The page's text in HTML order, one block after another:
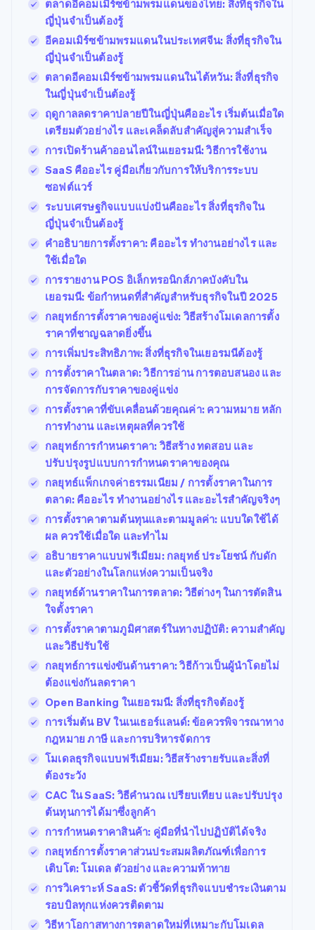
ตลาดอีคอมเมิร์ซข้ามพรมแดนของไทย: สิ่งที่ธุรกิจใน
ญี่ปุ่นจำเป็นต้องรู้
อีคอมเมิร์ซข้ามพรมแดนในประเทศจีน: สิ่งที่ธุรกิจใน
ญี่ปุ่นจำเป็นต้องรู้
ตลาดอีคอมเมิร์ซข้ามพรมแดนในไต้หวัน: สิ่งที่ธุรกิจ
ในญี่ปุ่นจำเป็นต้องรู้
ฤดูกาลลดราคาปลายปีในญี่ปุ่นคืออะไร เริ่มต้นเมื่อใด
เตรียมตัวอย่างไร และเคล็ดลับสำคัญสู่ความสำเร็จ
การเปิดร้านค้าออนไลน์ในเยอรมนี: วิธีการใช้งาน
SaaS คืออะไร คู่มือเกี่ยวกับการให้บริการระบบ
ซอฟต์แวร์
ระบบเศรษฐกิจแบบแบ่งปันคืออะไร สิ่งที่ธุรกิจใน
ญี่ปุ่นจำเป็นต้องรู้
คำอธิบายการตั้งราคา: คืออะไร ทำงานอย่างไร และ
ใช้เมื่อใด
การรายงาน POS อิเล็กทรอนิกส์ภาคบังคับใน
เยอรมนี: ข้อกำหนดที่สำคัญสำหรับธุรกิจในปี 2025
กลยุทธ์การตั้งราคาของคู่แข่ง: วิธีสร้างโมเดลการตั้ง
ราคาที่ชาญฉลาดยิ่งขึ้น
การเพิ่มประสิทธิภาพ: สิ่งที่ธุรกิจในเยอรมนีต้องรู้
การตั้งราคาในตลาด: วิธีการอ่าน การตอบสนอง และ
การจัดการกับราคาของคู่แข่ง
การตั้งราคาที่ขับเคลื่อนด้วยคุณค่า: ความหมาย หลัก
การทำงาน และเหตุผลที่ควรใช้
กลยุทธ์การกำหนดราคา: วิธีสร้าง ทดสอบ และ
ปรับปรุงรูปแบบการกำหนดราคาของคุณ
กลยุทธ์แพ็กเกจค่าธรรมเนียม / การตั้งราคาในการ
ตลาด: คืออะไร ทํางานอย่างไร และอะไรสําคัญจริงๆ
การตั้งราคาตามต้นทุนและตามมูลค่า: แบบใดใช้ได้
ผล ควรใช้เมื่อใด และทำไม
อธิบายราคาแบบฟรีเมียม: กลยุทธ์ ประโยชน์ กับดัก
และตัวอย่างในโลกแห่งความเป็นจริง
กลยุทธ์ด้านราคาในการตลาด: วิธีต่างๆ ในการตัดสิน
ใจตั้งราคา
การตั้งราคาตามภูมิศาสตร์ในทางปฏิบัติ: ความสำคัญ
และวิธีปรับใช้
กลยุทธ์การแข่งขันด้านราคา: วิธีก้าวเป็นผู้นำโดยไม่
ต้องแข่งกันลดราคา
Open Banking ในเยอรมนี: สิ่งที่ธุรกิจต้องรู้
การเริ่มต้น BV ในเนเธอร์แลนด์: ข้อควรพิจารณาทาง
กฎหมาย ภาษี และการบริหารจัดการ
โมเดลธุรกิจแบบฟรีเมียม: วิธีสร้างรายรับและสิ่งที่
ต้องระวัง
CAC ใน SaaS: วิธีคำนวณ เปรียบเทียบ และปรับปรุง
ต้นทุนการได้มาซึ่งลูกค้า
การกําหนดราคาสินค้า: คู่มือที่นําไปปฏิบัติได้จริง
กลยุทธ์การตั้งราคาส่วนประสมผลิตภัณฑ์เพื่อการ
เติบโต: โมเดล ตัวอย่าง และความท้าทาย
การวิเคราะห์ SaaS: ตัวชี้วัดที่ธุรกิจแบบชำระเงินตาม
รอบบิลทุกแห่งควรติดตาม
วิธีหาโอกาสทางการตลาดใหม่ที่เหมาะกับโมเดล